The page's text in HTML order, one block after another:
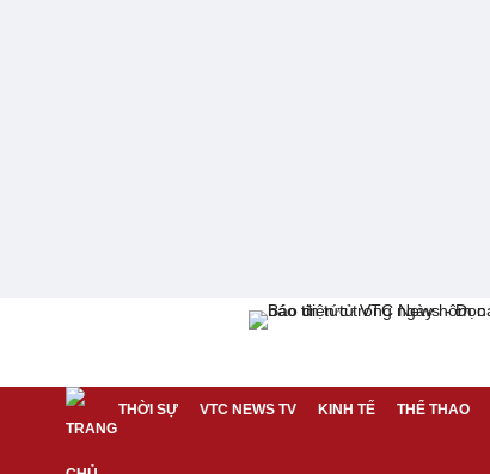
THỜI SỰ VTC NEWS TV KINH TẾ THỂ THAO